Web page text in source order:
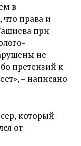
в
права и
при
не
претензий к
– написано
который
от